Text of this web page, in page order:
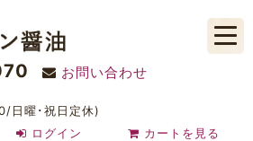
お問い合わせ
日曜･祝日定休)
ログイン カートを見る